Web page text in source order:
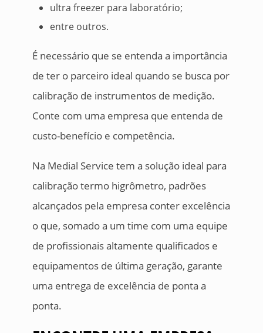
ultra freezer para laboratório;
entre outros.
É necessário que se entenda a importância
de ter o parceiro ideal quando se busca por
calibração de instrumentos de medição.
Conte com uma empresa que entenda de
custo-benefício e competência.
Na Medial Service tem a solução ideal para
calibração termo higrômetro, padrões
alcançados pela empresa conter excelência
o que, somado a um time com uma equipe
de profissionais altamente qualificados e
equipamentos de última geração, garante
uma entrega de excelência de ponta a
ponta.